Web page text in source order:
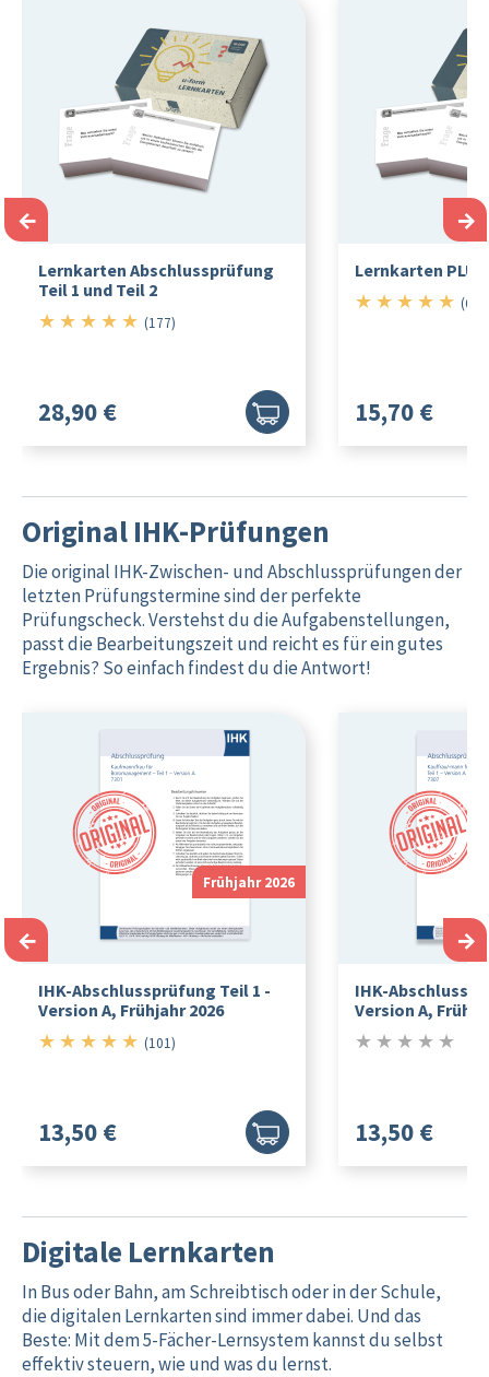
Lernkarten Abschlussprüfung
Teil 1 und Teil 2
★ ★ ★ ★ ★ 5/5
(177)
28,90 €
Lernkarten PLUS
★ ★ ★ ★ ★ 5/5
(66)
15,70 €
← →
Original IHK-Prüfungen
Die original IHK-Zwischen- und Abschlussprüfungen der
letzten Prüfungstermine sind der perfekte
Prüfungscheck. Verstehst du die Aufgabenstellungen,
passt die Bearbeitungszeit und reicht es für ein gutes
Ergebnis? So einfach findest du die Antwort!
Frühjahr 2026
IHK-Abschlussprüfung Teil 1 -
Version A, Frühjahr 2026
★ ★ ★ ★ ★ 5/5
(101)
13,50 €
IHK-
Version A,
★ ★ ★ ★ ★
13,50 €
← →
Digitale Lernkarten
In Bus oder Bahn, am Schreibtisch oder in der Schule,
die digitalen Lernkarten sind immer dabei. Und das
Beste: Mit dem 5-Fächer-Lernsystem kannst du selbst
effektiv steuern, wie und was du lernst.